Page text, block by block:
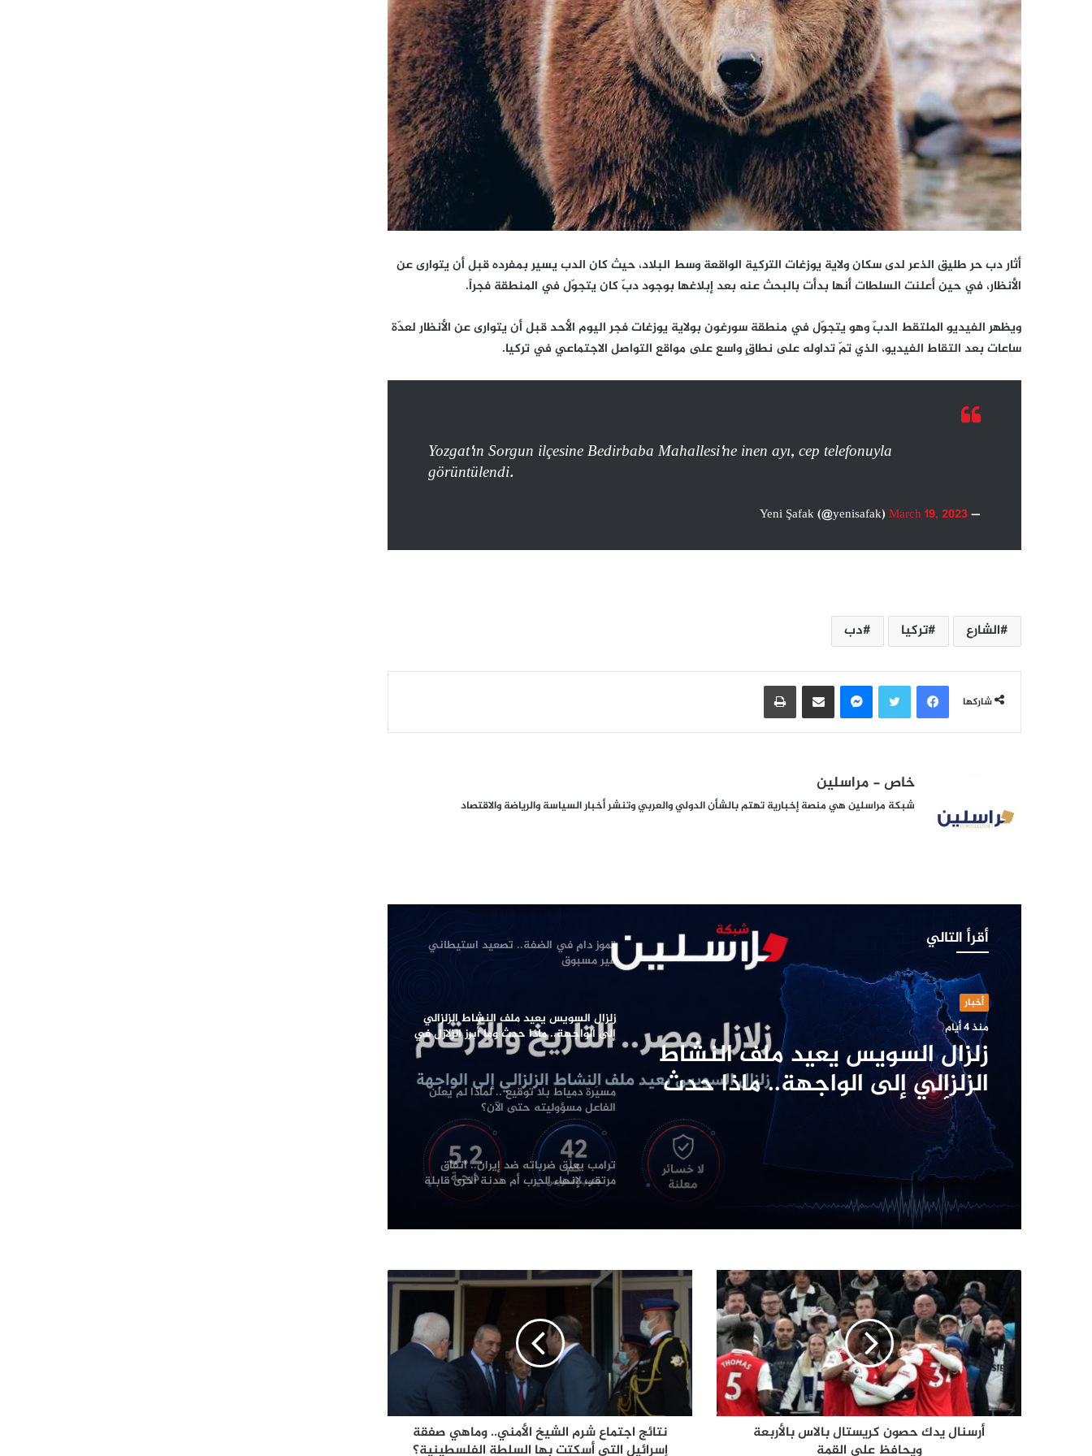
أثار دب حر طليق الذعر لدى سكان ولاية يوزغات التركية الواقعة وسط البلاد، حيث كان الدب يسير بمفرده قبل أن يتوارى عن
الأنظار، في حين أعلنت السلطات أنها بدأت بالبحث عنه بعد إبلاغها بوجود دبّ كان يتجوّل في المنطقة فجراً.
ويظهر الفيديو الملتقط الدبّ وهو يتجوّل في منطقة سورغون بولاية يوزغات فجر اليوم الأحد قبل أن يتوارى عن الأنظار لعدّة
ساعات بعد التقاط الفيديو، الذي تمّ تداوله على نطاقٍ واسع على مواقع التواصل الاجتماعي في تركيا.
Yozgat'ın Sorgun ilçesine Bedirbaba Mahallesi'ne inen ayı, cep telefonuyla
görüntülendi.
— Yeni Şafak (@yenisafak)
March 19, 2023
الشارع تركيا دب
شاركها
فيسبوكتويتر ماسنجر مشاركة عبر البريد طباعة
خاص - مراسلين
شبكة مراسلين هي منصة إخبارية تهتم بالشأن الدولي والعربي وتنشر أخبار السياسة والرياضة والاقتصاد
أقرأ التالي
أخبار
منذ 4 أيام
زلزال السويس يعيد ملف النشاط
الزلزالي إلى الواجهة.. ماذا حدث
وما أبرز الزلازل في تاريخ مصر؟
أرقام تكشف الدول الأكثر رغبة
أزمة سبتة تفجّر خلافاً أوروبياً.. سانشيز
يرفض ضغوط ميلوني ويحذّر من انقسام
«العدالة أساس المصالحة»
تموز دامٍ في الضفة.. تصعيد استيطاني
غير مسبوق
زلزال السويس يعيد ملف النشاط الزلزالي
إلى الواجهة.. ماذا حدث وما أبرز الزلازل في
تاريخ مصر؟
مسيّرة دمياط بلا توقيع .. لماذا لم يعلن
الفاعل مسؤوليته حتى الآن؟
ترامب يعلّق ضرباته ضد إيران.. اتفاق
مرتقب لإنهاء الحرب أم هدنة أخرى قابلة
للانهيار؟
الإله في الحرب .. كيف وظّفت أميركا وإيران
الدين في الصراع بينهما؟
الصحافة الأجنبية اليوم: تصعيد أميركي
مرتقب ضد إيران وأزمات غزة وسبتة
وأوكرانيا تتصدر المشهد
أرسنال يدك حصون كريستال بالاس بالأربعة
ويحافظ على القمة
نتائج اجتماع شرم الشيخ الأمني.. وماهي صفقة
إسرائيل التي أسكتت بها السلطة الفلسطينية؟